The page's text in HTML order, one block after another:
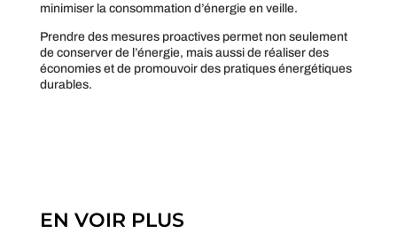
minimiser la consommation d’énergie en veille.
Prendre des mesures proactives permet non seulement
de conserver de l’énergie, mais aussi de réaliser des
économies et de promouvoir des pratiques énergétiques
durables.
EN VOIR PLUS